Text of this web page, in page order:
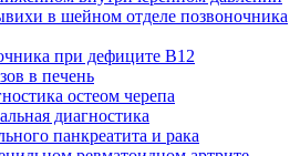
в шейном отделе позвоночника
при дефиците В12
в печень
остеом черепа
диагностика
панкреатита и рака